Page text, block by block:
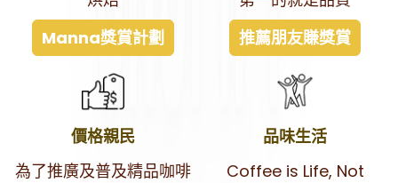
Manna獎賞計劃
推薦朋友賺獎賞
價格親民
為了推廣及普及精品咖啡
品味生活
Coffee is Life, Not